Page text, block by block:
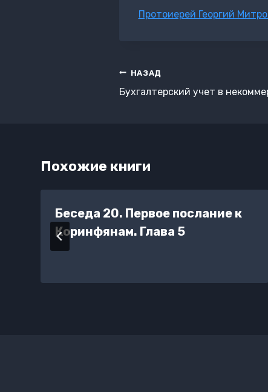
Метки
Протоиерей Георгий
Навигация
по
НАЗАД
Бухгалтерский учет в
Похожие книги
Беседа 20. Первое послание к
Коринфянам. Глава 5